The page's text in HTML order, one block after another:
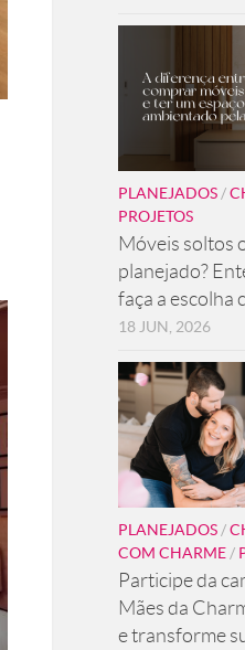
PLANEJADOS /
PROJETOS
Móveis soltos
planejado?
faça a escolha
18 JUN, 2026
PLANEJADOS /
COM CHARME /
Participe da
Mães da
e transforme